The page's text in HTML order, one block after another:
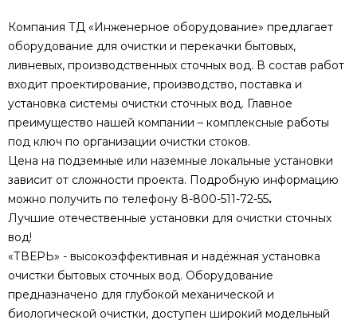
Компания ТД «Инженерное оборудование» предлагает
оборудование для очистки и перекачки бытовых,
ливневых, производственных сточных вод. В состав работ
входит проектирование, производство, поставка и
установка системы очистки сточных вод. Главное
преимущество нашей компании – комплексные работы
под ключ по организации очистки стоков.
Цена на подземные или наземные локальные установки
зависит от сложности проекта. Подробную информацию
можно получить по телефону 8-800-511-72-55.
Лучшие отечественные установки для очистки сточных
вод!
«ТВЕРЬ» - высокоэффективная и надёжная установка
очистки бытовых сточных вод. Оборудование
предназначено для глубокой механической и
биологической очистки, доступен широкий модельный